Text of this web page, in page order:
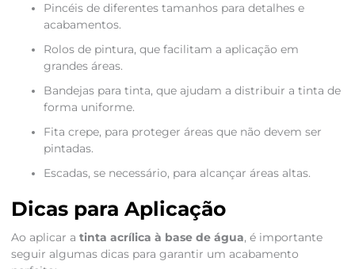
Pincéis de diferentes tamanhos para detalhes e
acabamentos.
Rolos de pintura, que facilitam a aplicação em
grandes áreas.
Bandejas para tinta, que ajudam a distribuir a tinta de
forma uniforme.
Fita crepe, para proteger áreas que não devem ser
pintadas.
Escadas, se necessário, para alcançar áreas altas.
Dicas para Aplicação
Ao aplicar a tinta acrílica à base de água, é importante
seguir algumas dicas para garantir um acabamento